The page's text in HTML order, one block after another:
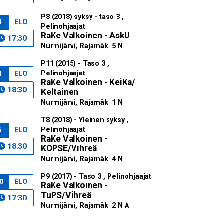
ELO
17:30
P8 (2018) syksy - taso 3 ,
Pelinohjaajat
RaKe Valkoinen - AskU
Nurmijärvi, Rajamäki 5 N
ELO
18:30
P11 (2015) - Taso 3 ,
Pelinohjaajat
RaKe Valkoinen - KeiKa/
Keltainen
Nurmijärvi, Rajamäki 1 N
ELO
18:30
T8 (2018) - Yleinen syksy ,
Pelinohjaajat
RaKe Valkoinen -
KOPSE/Vihreä
Nurmijärvi, Rajamäki 4 N
ELO
17:30
P9 (2017) - Taso 3 , Pelinohjaajat
RaKe Valkoinen -
TuPS/Vihreä
Nurmijärvi, Rajamäki 2 N A